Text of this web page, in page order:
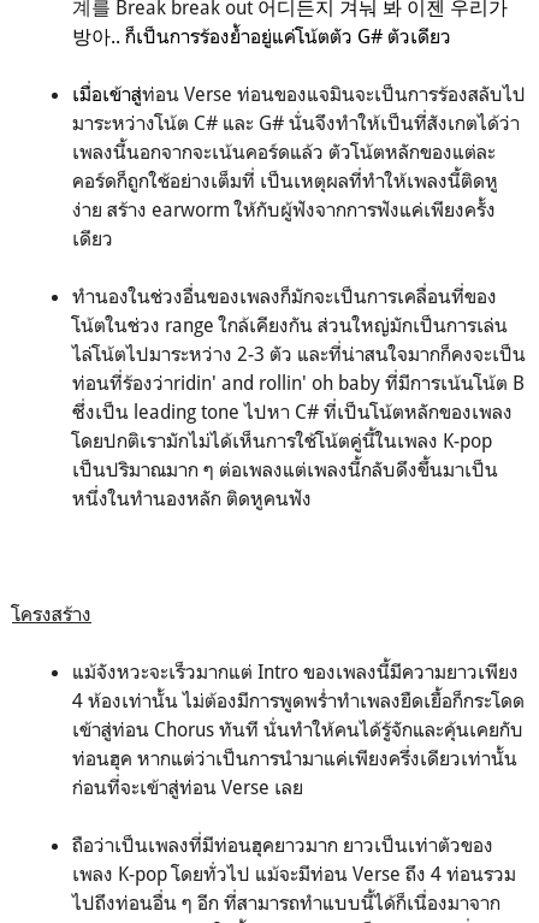
계를 Break break out 어디든지 겨눠 봐 이젠 우리가
방아.. ก็เป็นการร้องย้ำอยู่แค่โน้ตตัว G# ตัวเดียว
เมื่อเข้าสู่ท่อน Verse ท่อนของแจมินจะเป็นการร้องสลับไป
มาระหว่างโน้ต C# และ G# นั่นจึงทำให้เป็นที่สังเกตได้ว่า
เพลงนี้นอกจากจะเน้นคอร์ดแล้ว ตัวโน้ตหลักของแต่ละ
คอร์ดก็ถูกใช้อย่างเต็มที่ เป็นเหตุผลที่ทำให้เพลงนี้ติดหู
ง่าย สร้าง earworm ให้กับผู้ฟังจากการฟังแค่เพียงครั้ง
เดียว
ทำนองในช่วงอื่นของเพลงก็มักจะเป็นการเคลื่อนที่ของ
โน้ตในช่วง range ใกล้เคียงกัน ส่วนใหญ่มักเป็นการเล่น
ไล่โน้ตไปมาระหว่าง 2-3 ตัว และที่น่าสนใจมากก็คงจะเป็น
ท่อนที่ร้องว่าridin' and rollin' oh baby ที่มีการเน้นโน้ต B
ซึ่งเป็น leading tone ไปหา C# ที่เป็นโน้ตหลักของเพลง
โดยปกติเรามักไม่ได้เห็นการใช้โน้ตคู่นี้ในเพลง K-pop
เป็นปริมาณมาก ๆ ต่อเพลงแต่เพลงนี้กลับดึงขึ้นมาเป็น
หนึ่งในทำนองหลัก ติดหูคนฟัง
โครงสร้าง
แม้จังหวะจะเร็วมากแต่ Intro ของเพลงนี้มีความยาวเพียง
4 ห้องเท่านั้น ไม่ต้องมีการพูดพร่ำทำเพลงยืดเยื้อก็กระโดด
เข้าสู่ท่อน Chorus ทันที นั่นทำให้คนได้รู้จักและคุ้นเคยกับ
ท่อนฮุค หากแต่ว่าเป็นการนำมาแค่เพียงครึ่งเดียวเท่านั้น
ก่อนที่จะเข้าสู่ท่อน Verse เลย
ถือว่าเป็นเพลงที่มีท่อนฮุคยาวมาก ยาวเป็นเท่าตัวของ
เพลง K-pop โดยทั่วไป แม้จะมีท่อน Verse ถึง 4 ท่อนรวม
ไปถึงท่อนอื่น ๆ อีก ที่สามารถทำแบบนี้ได้ก็เนื่องมาจาก